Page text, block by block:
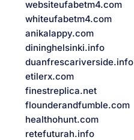
websiteufabetm4.com
whiteufabetm4.com
anikalappy.com
dininghelsinki.info
duanfrescariverside.info
etilerx.com
finestreplica.net
flounderandfumble.com
healthohunt.com
retefuturah.info